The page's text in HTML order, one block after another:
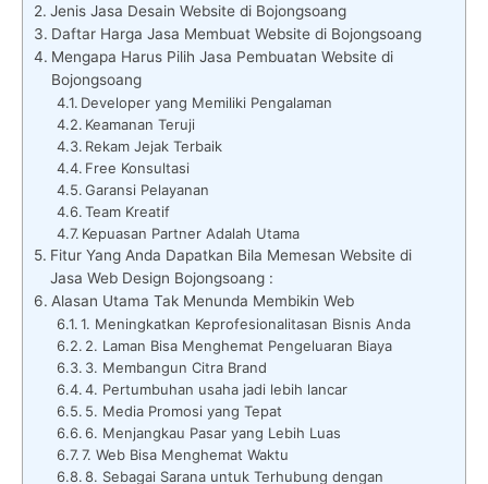
Jenis Jasa Desain Website di Bojongsoang
Daftar Harga Jasa Membuat Website di Bojongsoang
Mengapa Harus Pilih Jasa Pembuatan Website di
Bojongsoang
Developer yang Memiliki Pengalaman
Keamanan Teruji
Rekam Jejak Terbaik
Free Konsultasi
Garansi Pelayanan
Team Kreatif
Kepuasan Partner Adalah Utama
Fitur Yang Anda Dapatkan Bila Memesan Website di
Jasa Web Design Bojongsoang :
Alasan Utama Tak Menunda Membikin Web
1. Meningkatkan Keprofesionalitasan Bisnis Anda
2. Laman Bisa Menghemat Pengeluaran Biaya
3. Membangun Citra Brand
4. Pertumbuhan usaha jadi lebih lancar
5. Media Promosi yang Tepat
6. Menjangkau Pasar yang Lebih Luas
7. Web Bisa Menghemat Waktu
8. Sebagai Sarana untuk Terhubung dengan